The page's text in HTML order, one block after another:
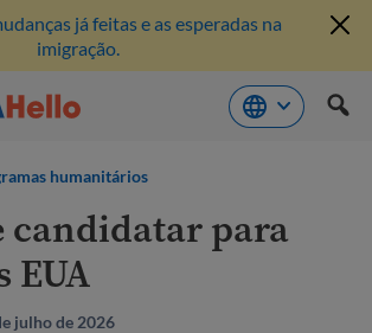
já feitas e as esperadas na
imigração.
humanitários
candidatar para
EUA
julho de 2026